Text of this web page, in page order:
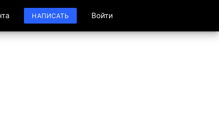
НАПИСАТЬ Войти